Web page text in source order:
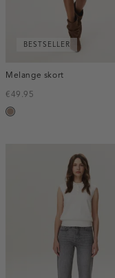
BESTSELLER
Melange skort
€49.95
taupe,